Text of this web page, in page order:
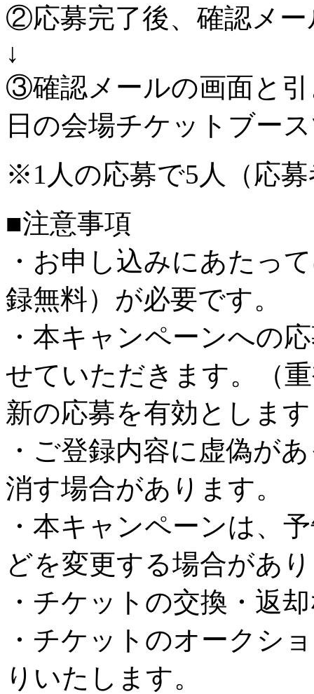
②応募完了後、確認メ
↓
③確認メールの画面と
日の会場チケットブー
※1人の応募で5人（応
■注意事項
・お申し込みにあたっ
録無料）が必要です。
・本キャンペーンへの
せていただきます。（
新の応募を有効としま
・ご登録内容に虚偽が
消す場合があります。
・本キャンペーンは、
どを変更する場合があ
・チケットの交換・返
・チケットのオークシ
りいたします。